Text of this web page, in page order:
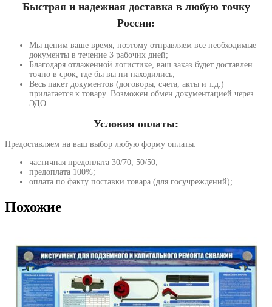
Быстрая и надежная доставка в любую точку
России:
Мы ценим ваше время, поэтому отправляем все необходимые
документы в течение 3 рабочих дней;
Благодаря отлаженной логистике, ваш заказ будет доставлен
точно в срок, где бы вы ни находились;
Весь пакет документов (договоры, счета, акты и т.д.)
прилагается к товару. Возможен обмен документацией через
ЭДО.
Условия оплаты:
Предоставляем на ваш выбор любую форму оплаты:
частичная предоплата 30/70, 50/50;
предоплата 100%;
оплата по факту поставки товара (для госучреждений);
Похожие